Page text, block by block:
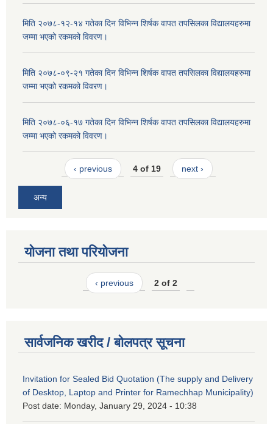
मिति २०७८-१२-१४ गतेका दिन विभिन्न शिर्षक वापत तपसिलका विद्यालयहरुमा
जम्मा भएको रकमको विवरण।
मिति २०७८-०९-२१ गतेका दिन विभिन्न शिर्षक वापत तपसिलका विद्यालयहरुमा
जम्मा भएको रकमको विवरण।
मिति २०७८-०६-१७ गतेका दिन विभिन्न शिर्षक वापत तपसिलका विद्यालयहरुमा
जम्मा भएको रकमको विवरण।
‹ previous 4 of 19 next ›
अन्य
योजना तथा परियोजना
‹ previous 2 of 2
सार्वजनिक खरीद / बोलपत्र सूचना
Invitation for Sealed Bid Quotation (The supply and Delivery
of Desktop, Laptop and Printer for Ramechhap Municipality)
Post date: Monday, January 29, 2024 - 10:38